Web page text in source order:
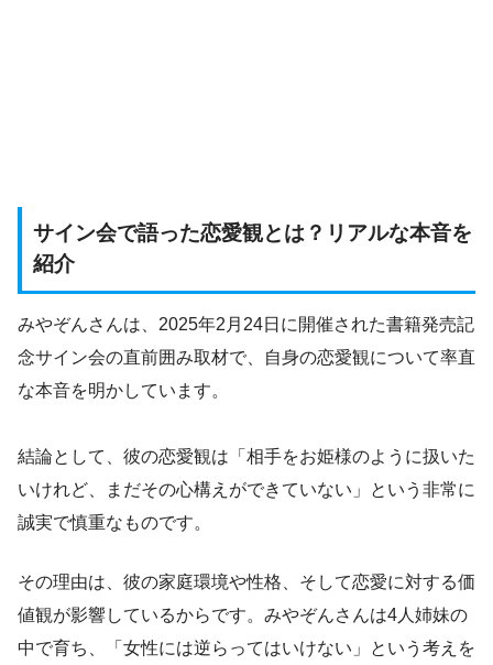
サイン会で語った恋愛観とは？リアルな本音を
紹介
みやぞんさんは、2025年2月24日に開催された書籍発売記
念サイン会の直前囲み取材で、自身の恋愛観について率直
な本音を明かしています。
結論として、彼の恋愛観は「相手をお姫様のように扱いた
いけれど、まだその心構えができていない」という非常に
誠実で慎重なものです。
その理由は、彼の家庭環境や性格、そして恋愛に対する価
値観が影響しているからです。みやぞんさんは4人姉妹の
中で育ち、「女性には逆らってはいけない」という考えを